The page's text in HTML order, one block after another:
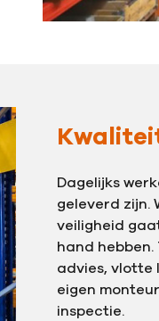
Dagelijks
geleverd zijn.
veiligheid
hand
advies, vlotte
eigen
inspectie.